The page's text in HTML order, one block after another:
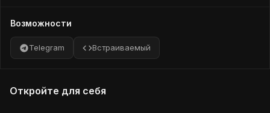
Возможности
Telegram Встраиваемый
Откройте для себя